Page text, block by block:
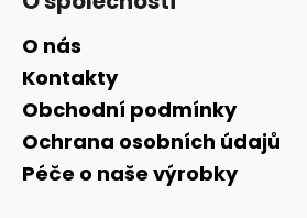
O nás
Kontakty
Obchodní podmínky
Ochrana osobních údajů
Péče o naše výrobky